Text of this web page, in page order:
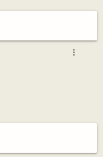
more_vert